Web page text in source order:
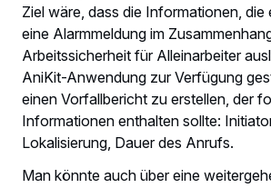
Ziel wäre, dass die Informationen, die
eine Alarmmeldung im
Arbeitssicherheit für Alleinarbeiter
AniKit-Anwendung zur Verfügung
einen Vorfallbericht zu erstellen, der
Informationen enthalten sollte:
Lokalisierung, Dauer des Anrufs.
Man könnte auch über eine